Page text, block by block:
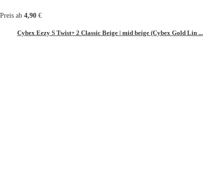
Preis ab 4,90 €
Cybex Eezy S Twist+ 2 Classic Beige | mid beige (Cybex Gold Lin ...